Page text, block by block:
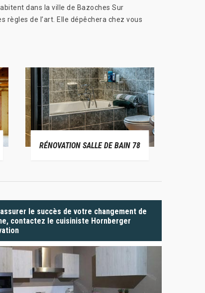
dans la ville de Bazoches Sur
règles de l’art. Elle dépêchera chez vous
RÉNOVATION SALLE DE BAIN 78
le succès de votre changement de
contactez le cuisiniste Hornberger